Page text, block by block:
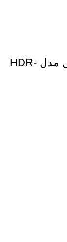
منبع تغذیه 24 ولت 2.5 آمپر مین ول مدل HDR-